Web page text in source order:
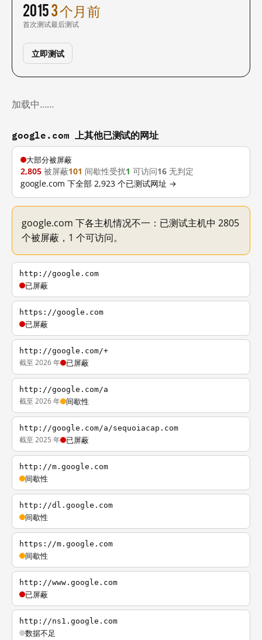
2015
首次测试
3 个月前
最后测试
立即测试
加载中……
google.com 上其他已测试的网址
大部分被屏蔽
2,805 被屏蔽101 间歇性受扰1 可访问16 无判定
google.com 下全部 2,923 个已测试网址 →
google.com 下各主机情况不一：已测试主机中 2805
个被屏蔽，1 个可访问。
http://google.com
已屏蔽
https://google.com
已屏蔽
http://google.com/+
截至 2026 年 已屏蔽
http://google.com/a
截至 2026 年 间歇性
http://google.com/a/sequoiacap.com
截至 2025 年 已屏蔽
http://m.google.com
间歇性
http://dl.google.com
间歇性
https://m.google.com
间歇性
http://www.google.com
已屏蔽
http://ns1.google.com
数据不足